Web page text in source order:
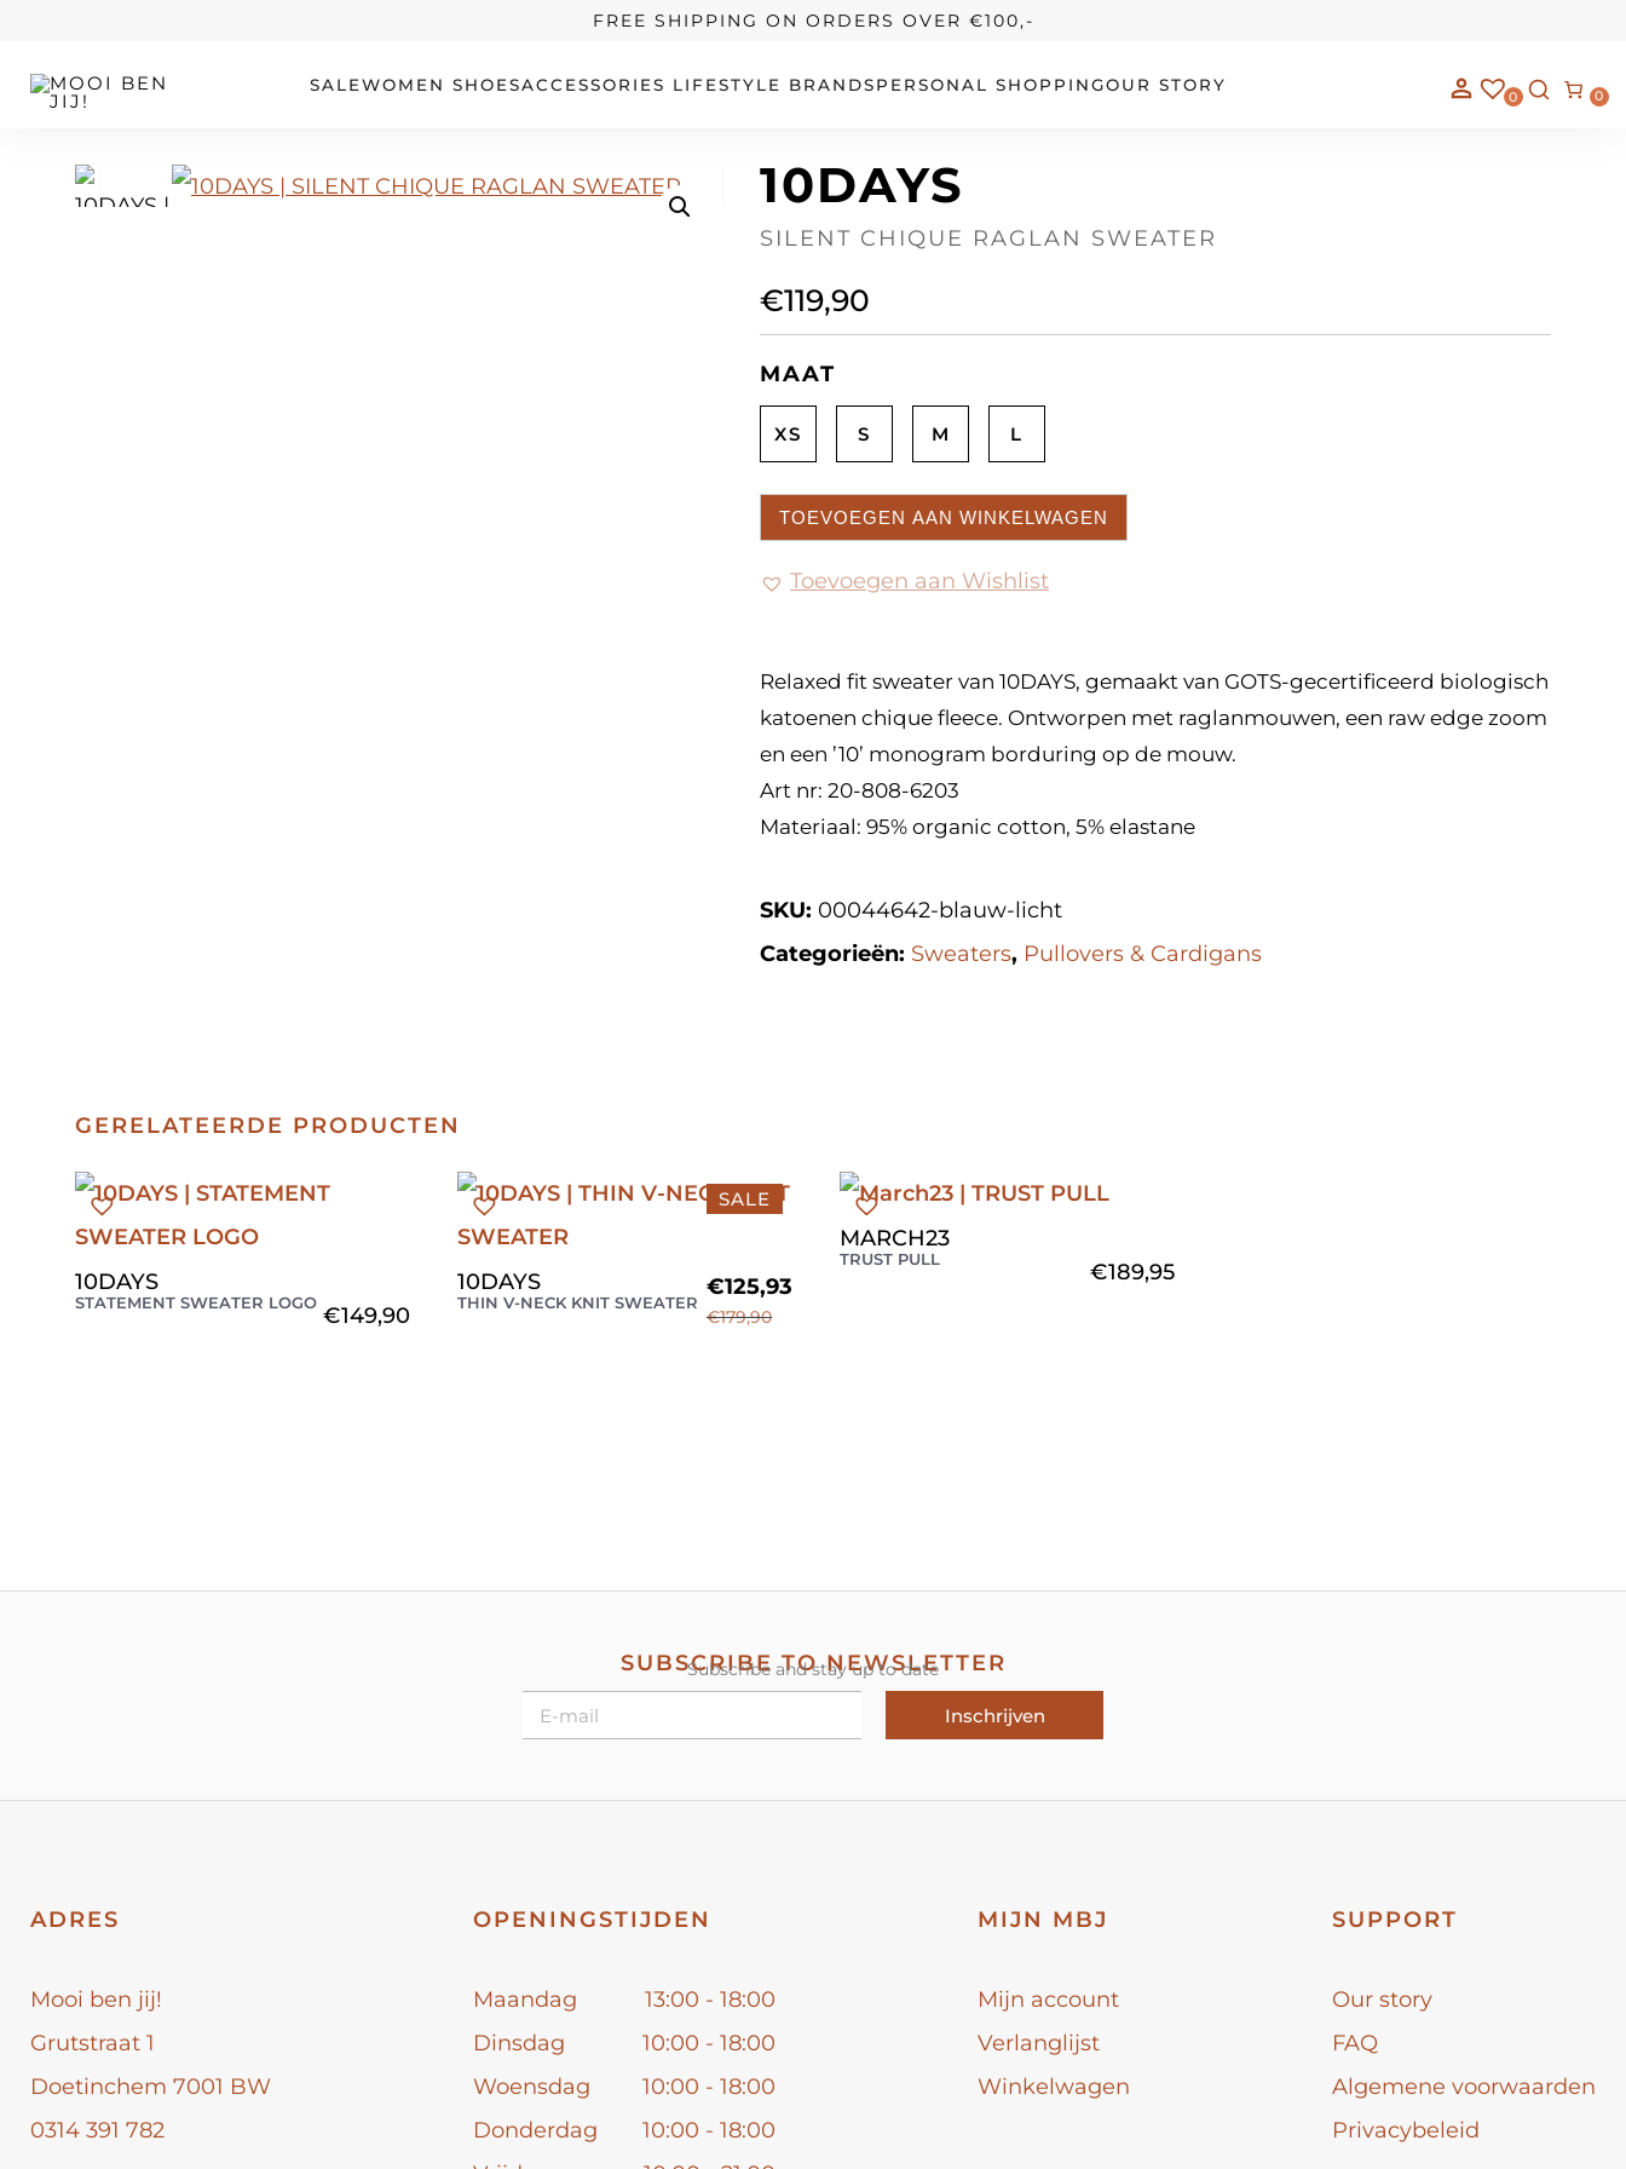
FREE SHIPPING ON ORDERS OVER €100,-
SALEWOMEN SHOESACCESSORIES LIFESTYLE BRANDSPERSONAL SHOPPINGOUR STORY
0 0
10DAYS
SILENT CHIQUE RAGLAN SWEATER
€119,90
MAAT
XS S M L
TOEVOEGEN AAN WINKELWAGEN
Toevoegen aan Wishlist
Relaxed fit sweater van 10DAYS, gemaakt van GOTS-gecertificeerd biologisch
katoenen chique fleece. Ontworpen met raglanmouwen, een raw edge zoom
en een ’10’ monogram borduring op de mouw.
Art nr: 20-808-6203
Materiaal: 95% organic cotton, 5% elastane
SKU: 00044642-blauw-licht
Categorieën: Sweaters, Pullovers & Cardigans
GERELATEERDE PRODUCTEN
10DAYS
STATEMENT SWEATER LOGO €149,90
10DAYS
THIN V-NECK KNIT SWEATER
€179,90
€125,93
SALE
MARCH23
TRUST PULL €189,95
SUBSCRIBE TO NEWSLETTER
Subscribe and stay up to date
Inschrijven
ADRES
Mooi ben jij!
Grutstraat 1
Doetinchem 7001 BW
0314 391 782
OPENINGSTIJDEN
Maandag
13:00 - 18:00
Dinsdag
10:00 - 18:00
Woensdag
10:00 - 18:00
Donderdag
10:00 - 18:00
MIJN MBJ
Mijn account
Verlanglijst
Winkelwagen
SUPPORT
Our story
FAQ
Algemene voorwaarden
Privacybeleid